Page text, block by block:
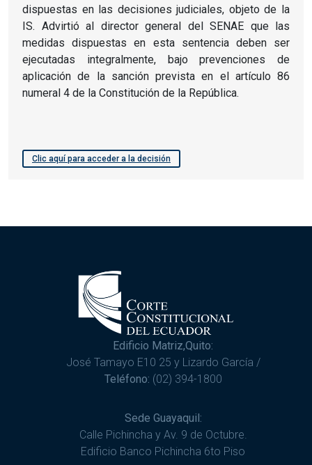
dispuestas en las decisiones judiciales, objeto de la
IS. Advirtió al director general del SENAE que las
medidas dispuestas en esta sentencia deben ser
ejecutadas integralmente, bajo prevenciones de
aplicación de la sanción prevista en el artículo 86
numeral 4 de la Constitución de la República.
Clic aquí para acceder a la decisión
Edificio Matriz,Quito:
José Tamayo E10 25 y Lizardo García /
Teléfono: (02) 394-1800
Sede Guayaquil:
Calle Pichincha y Av. 9 de Octubre.
Edificio Banco Pichincha 6to Piso